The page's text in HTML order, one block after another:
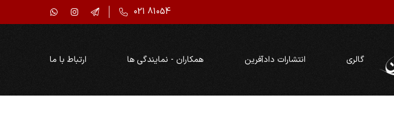
021 81054
گالری انتشارات دادآفرین همکاران - نمایندگی ها ارتباط با ما